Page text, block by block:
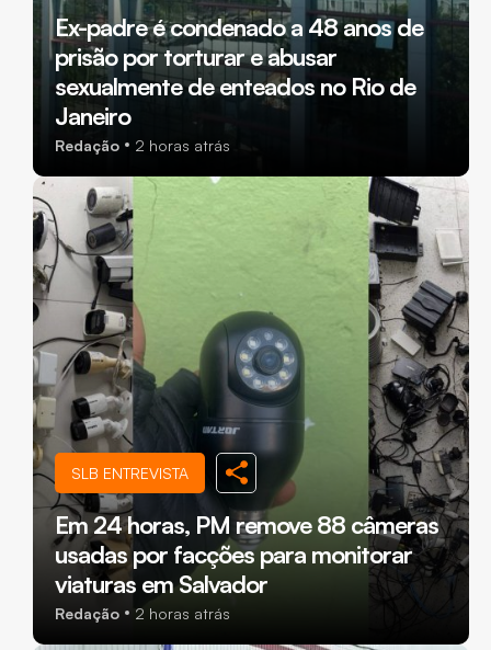
Ex-padre é condenado a 48 anos de
prisão por torturar e abusar
sexualmente de enteados no Rio de
Janeiro
Redação 2 horas atrás
SLB ENTREVISTA
Em 24 horas, PM remove 88 câmeras
usadas por facções para monitorar
viaturas em Salvador
Redação 2 horas atrás